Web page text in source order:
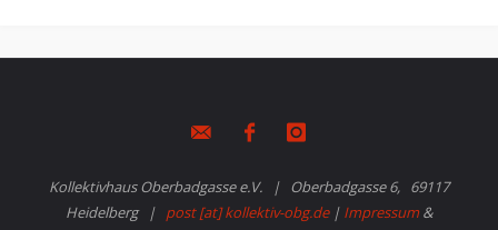
Kollektivhaus Oberbadgasse e.V. | Oberbadgasse 6, 69117
Heidelberg | post [at] kollektiv-obg.de| Impressum&